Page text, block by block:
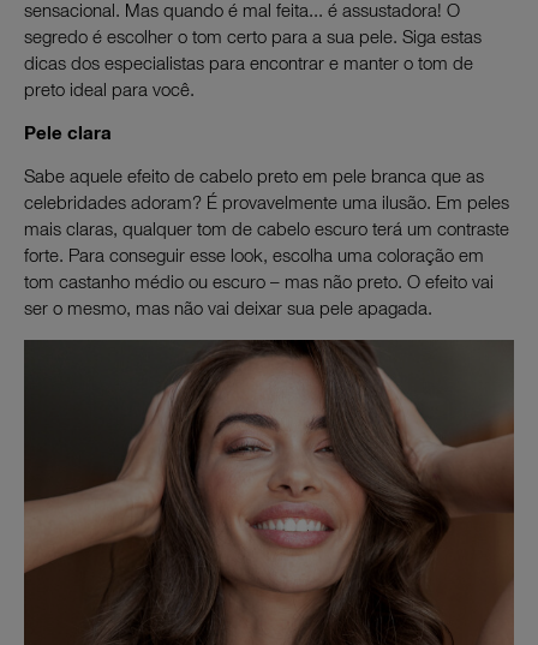
sensacional. Mas quando é mal feita... é assustadora! O
segredo é escolher o tom certo para a sua pele. Siga estas
dicas dos especialistas para encontrar e manter o tom de
preto ideal para você.
Pele clara
Sabe aquele efeito de cabelo preto em pele branca que as
celebridades adoram? É provavelmente uma ilusão. Em peles
mais claras, qualquer tom de cabelo escuro terá um contraste
forte. Para conseguir esse look, escolha uma coloração em
tom castanho médio ou escuro – mas não preto. O efeito vai
ser o mesmo, mas não vai deixar sua pele apagada.